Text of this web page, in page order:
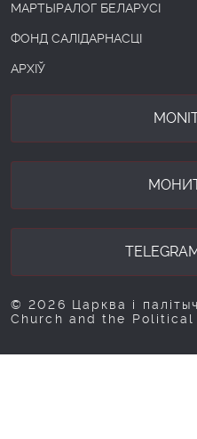
МАРТЫРАЛОГ БЕЛАРУСІ
ФОНД САЛІДАРНАСЦІ
АРХІЎ
© 2026 Царква і
Church and the